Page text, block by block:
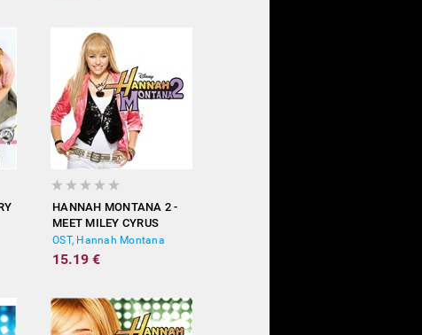
HANNAH MONTANA 2 -
MEET MILEY CYRUS
OST, Hannah Montana
15.19 €